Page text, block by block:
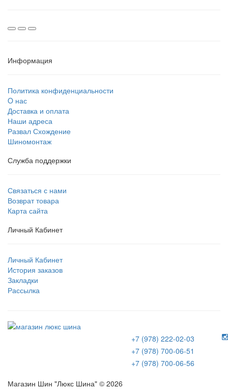
Информация
Политика конфиденциальности
O нас
Доставка и оплата
Наши адреса
Развал Схождение
Шиномонтаж
Служба поддержки
Связаться с нами
Возврат товара
Карта сайта
Личный Кабинет
Личный Кабинет
История заказов
Закладки
Рассылка
+7 (978) 222-02-03
+7 (978) 700-06-51
+7 (978) 700-06-56
Магазин Шин "Люкс Шина" © 2026